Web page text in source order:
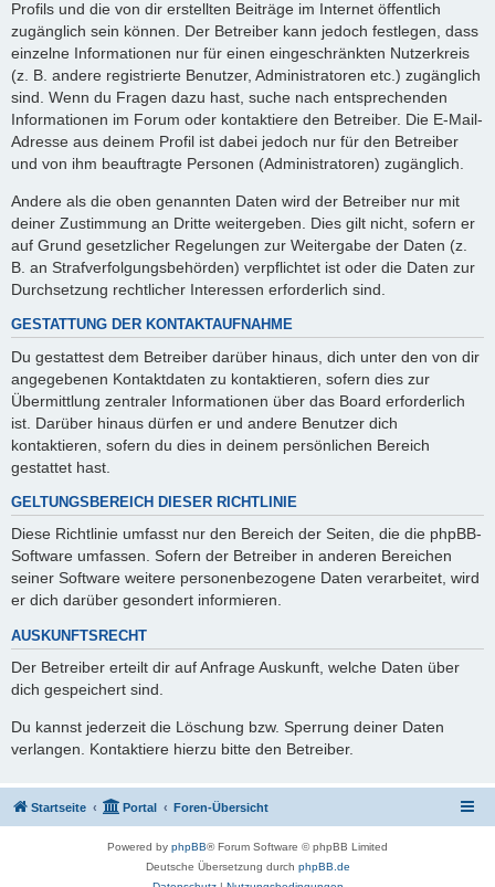
Profils und die von dir erstellten Beiträge im Internet öffentlich
zugänglich sein können. Der Betreiber kann jedoch festlegen, dass
einzelne Informationen nur für einen eingeschränkten Nutzerkreis
(z. B. andere registrierte Benutzer, Administratoren etc.) zugänglich
sind. Wenn du Fragen dazu hast, suche nach entsprechenden
Informationen im Forum oder kontaktiere den Betreiber. Die E-Mail-
Adresse aus deinem Profil ist dabei jedoch nur für den Betreiber
und von ihm beauftragte Personen (Administratoren) zugänglich.
Andere als die oben genannten Daten wird der Betreiber nur mit
deiner Zustimmung an Dritte weitergeben. Dies gilt nicht, sofern er
auf Grund gesetzlicher Regelungen zur Weitergabe der Daten (z.
B. an Strafverfolgungsbehörden) verpflichtet ist oder die Daten zur
Durchsetzung rechtlicher Interessen erforderlich sind.
GESTATTUNG DER KONTAKTAUFNAHME
Du gestattest dem Betreiber darüber hinaus, dich unter den von dir
angegebenen Kontaktdaten zu kontaktieren, sofern dies zur
Übermittlung zentraler Informationen über das Board erforderlich
ist. Darüber hinaus dürfen er und andere Benutzer dich
kontaktieren, sofern du dies in deinem persönlichen Bereich
gestattet hast.
GELTUNGSBEREICH DIESER RICHTLINIE
Diese Richtlinie umfasst nur den Bereich der Seiten, die die phpBB-
Software umfassen. Sofern der Betreiber in anderen Bereichen
seiner Software weitere personenbezogene Daten verarbeitet, wird
er dich darüber gesondert informieren.
AUSKUNFTSRECHT
Der Betreiber erteilt dir auf Anfrage Auskunft, welche Daten über
dich gespeichert sind.
Du kannst jederzeit die Löschung bzw. Sperrung deiner Daten
verlangen. Kontaktiere hierzu bitte den Betreiber.
Startseite Portal Foren-Übersicht
Powered by phpBB® Forum Software © phpBB Limited
Deutsche Übersetzung durch phpBB.de